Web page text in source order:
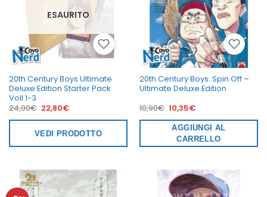
ESAURITO
20th Century Boys Ultimate
Deluxe Edition Starter Pack
Voll.1-3
24,00€ Il
prezzo
originale
era:
24,00€.
22,80€Il
attuale
è:
22,80€.
VEDI PRODOTTO
20th Century Boys: Spin Off –
Ultimate Deluxe Edition
10,90€ Il
prezzo
originale
era:
10,90€.
10,35€Il
attuale
è:
10,35€.
AGGIUNGI AL
CARRELLO